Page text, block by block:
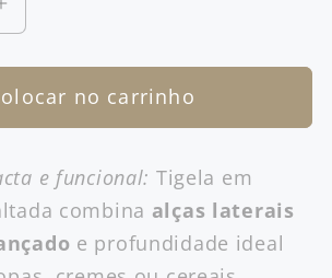
Aumentar
a
quantidade
de
Tigela
Media
com
Junco
no carrinho
e funcional: Tigela em
combina alças laterais
e profundidade ideal